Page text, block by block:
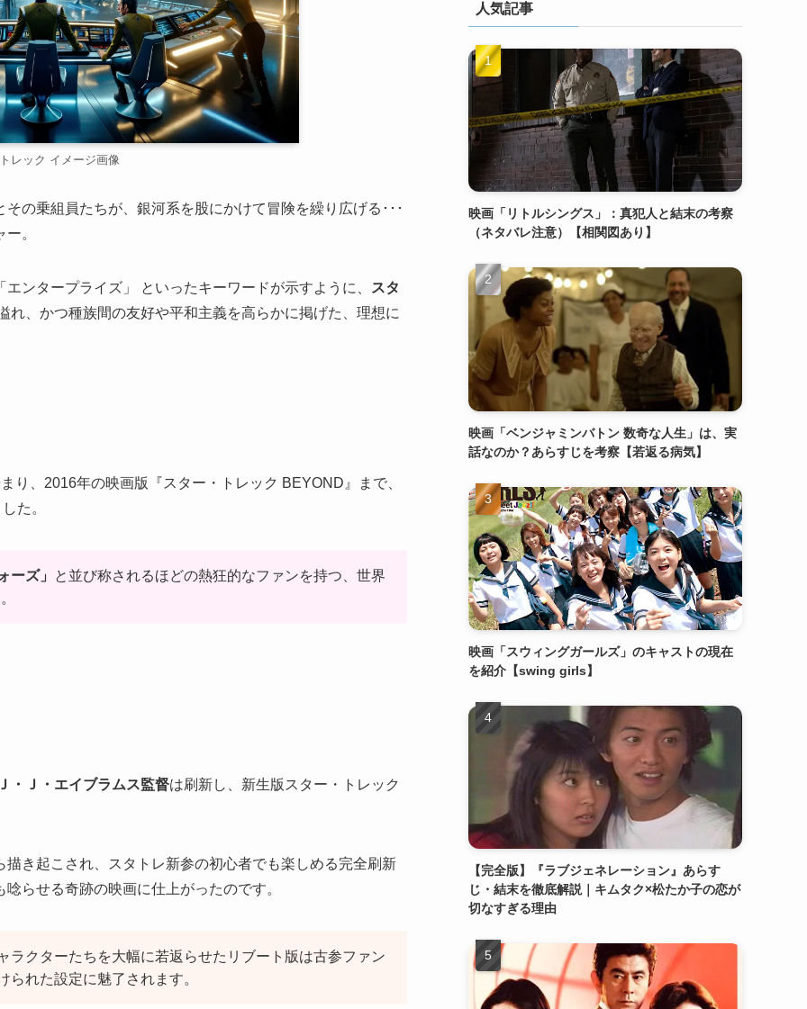
レック イメージ画像
の乗組員たちが、銀河系を股にかけて冒険を繰り広げる･･･
。
ンタープライズ」 といったキーワードが示すように、
スタ
れ、かつ種族間の友好や平和主義を高らかに掲げた、理想に
り、2016年の映画版『スター・トレック BEYOND』まで、
た。
ーズ」
と並び称されるほどの熱狂的なファンを持つ、世界
・Ｊ・エイブラムス監督は刷新し、新生版スター・トレック
き起こされ、スタトレ新参の初心者でも楽しめる完全刷新
らせる奇跡の映画に仕上がったのです。
ラクターたちを大幅に若返らせたリブート版は古参ファン
れた設定に魅了されます。
人気記事
映画「リトルシングス」：真犯人と結末の考察
（ネタバレ注意）【相関図あり】
映画「ベンジャミンバトン 数奇な人生」は、実
話なのか？あらすじを考察【若返る病気】
映画「スウィングガールズ」のキャストの現在
を紹介【swing girls】
【完全版】『ラブジェネレーション』あらす
じ・結末を徹底解説｜キムタク×松たか子の恋が
切なすぎる理由